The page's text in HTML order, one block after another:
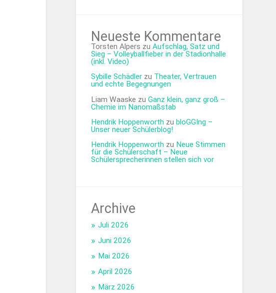
Neueste Kommentare
Torsten Alpers zuAufschlag, Satz und
Sieg – Volleyballfieber in der Stadionhalle
(inkl. Video)
Sybille Schädler zu Theater, Vertrauen
und echte Begegnungen
Liam Waaske zuGanz klein, ganz groß –
Chemie im Nanomaßstab
Hendrik Hoppenworth zubloGGIng –
Unser neuer Schülerblog!
Hendrik Hoppenworth zu Neue Stimmen
für die Schülerschaft – Neue
Schülersprecherinnen stellen sich vor
Archive
Juli 2026
Juni 2026
Mai 2026
April 2026
März 2026